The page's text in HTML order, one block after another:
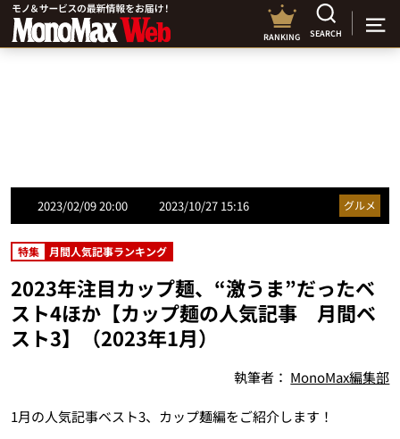
RANKING SEARCH
2023/02/09 20:00 2023/10/27 15:16 グルメ
特集 月間人気記事ランキング
2023年注目カップ麺、“激うま”だったベ
スト4ほか【カップ麺の人気記事 月間ベ
スト3】（2023年1月）
執筆者： MonoMax編集部
1月の人気記事ベスト3、カップ麺編をご紹介します！